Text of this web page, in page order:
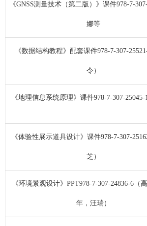
《GNSS测量技术（第二版）》课件978-7-
娜等
《数据结构教程》配套课件978-7-307-
令）
《地理信息系统原理》课件978-7-307-25045-
《体验性展示道具设计》课件978-7-307-
芝）
《环境景观设计》PPT978-7-307-24836-6（
年，汪瑞）